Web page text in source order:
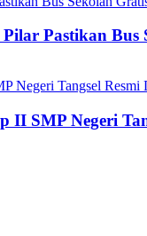
Pastikan Bus
II SMP Negeri